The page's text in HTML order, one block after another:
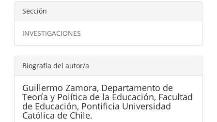
Sección
INVESTIGACIONES
Biografía del autor/a
Guillermo Zamora, Departamento de
Teoría y Política de la Educación, Facultad
de Educación, Pontificia Universidad
Católica de Chile.